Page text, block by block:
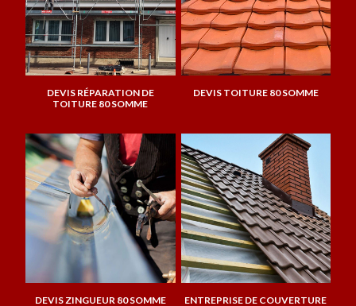
DEVIS RÉPARATION DE
TOITURE 80 SOMME
DEVIS TOITURE 80 SOMME
DEVIS ZINGUEUR 80 SOMME
ENTREPRISE DE COUVERTURE